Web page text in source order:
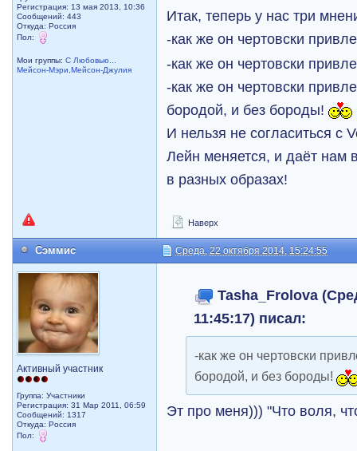
Регистрация: 13 мая 2013, 10:36
Сообщений: 443
Откуда: Россия
Пол:
Мои группы:С Любовью...
Мейсон-Мэри,Мейсон-Джулия
Итак, теперь у нас три
-как же он чертовски
-как же он чертовски
-как же он чертовски
бородой, и без бороды!
И нельзя не согласиться с
Лейн меняется, и даёт нам
в разных образах!
Наверх
Сэммис Среда, 22 октября 2014, 15:24:55
Активный участник
Группа: Участники
Регистрация: 31 Мар 2011, 06:59
Сообщений: 1317
Откуда: Россия
Пол:
Tasha_Frolova
11:45:17) писал:
-как же он чертовски
бородой, и без бороды!
Эт про меня))) "Что воля,